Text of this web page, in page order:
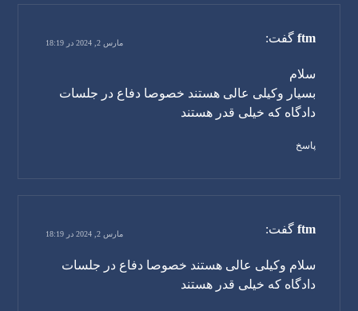
ftm گفت: مارس 2, 2024 در 18:19
سلام
بسیار وکیلی عالی هستند خصوصا دفاع در جلسات
دادگاه که خیلی قدر هستند
پاسخ
ftm گفت: مارس 2, 2024 در 18:19
سلام وکیلی عالی هستند خصوصا دفاع در جلسات
دادگاه که خیلی قدر هستند